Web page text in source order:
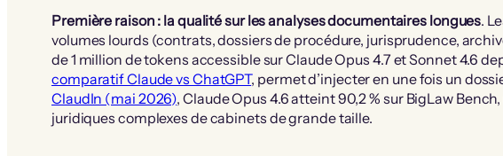
Première raison : la qualité sur les analyses documentaires longues.
volumes lourds (contrats, dossiers de procédure, jurisprudence,
de 1 million de tokens accessible sur Claude Opus 4.7 et Sonnet 4.6
comparatif Claude vs ChatGPT, permet d’injecter en une fois un
ClaudIn (mai 2026), Claude Opus 4.6 atteint 90,2 % sur BigLaw
juridiques complexes de cabinets de grande taille.